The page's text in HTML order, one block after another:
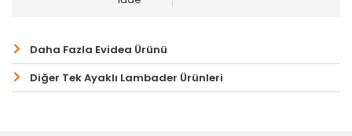
Daha Fazla Evidea Ürünü
Diğer Tek Ayaklı Lambader Ürünleri